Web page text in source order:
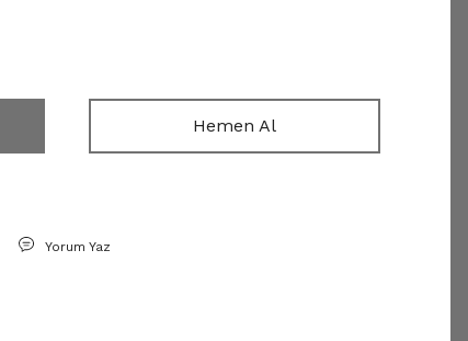
Hemen Al
Yorum Yaz